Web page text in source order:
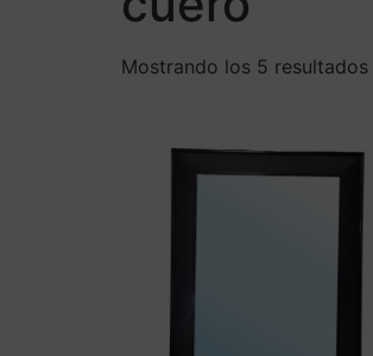
Mostrando los 5 resultados